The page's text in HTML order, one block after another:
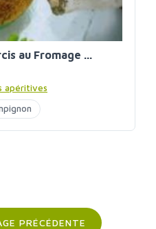
au Fromage ...
apéritives
PRÉCÉDENTE